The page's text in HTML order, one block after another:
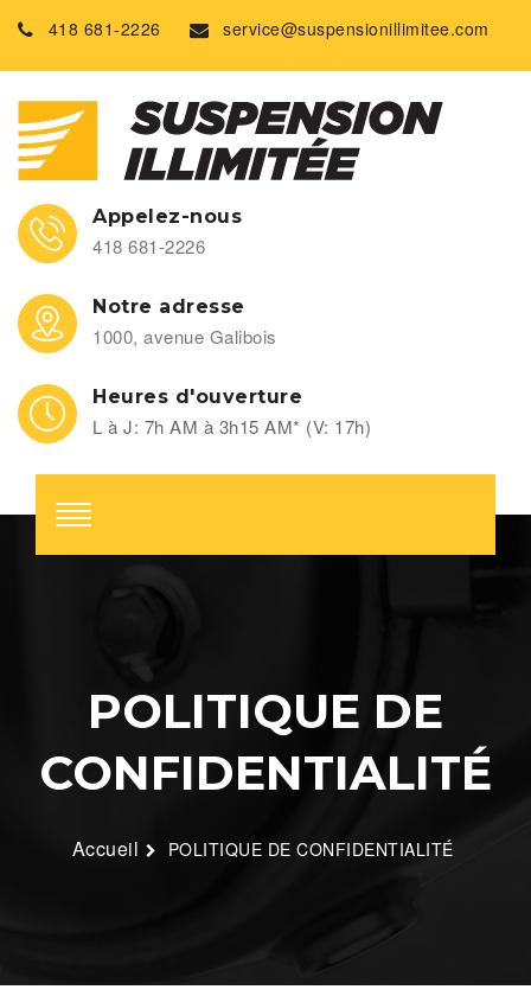
418 681-2226 service@suspensionillimitee.com
Appelez-nous
418 681-2226
Notre adresse
1000, avenue Galibois
Heures d'ouverture
L à J: 7h AM à 3h15 AM* (V: 17h)
POLITIQUE DE
CONFIDENTIALITÉ
Accueil POLITIQUE DE CONFIDENTIALITÉ